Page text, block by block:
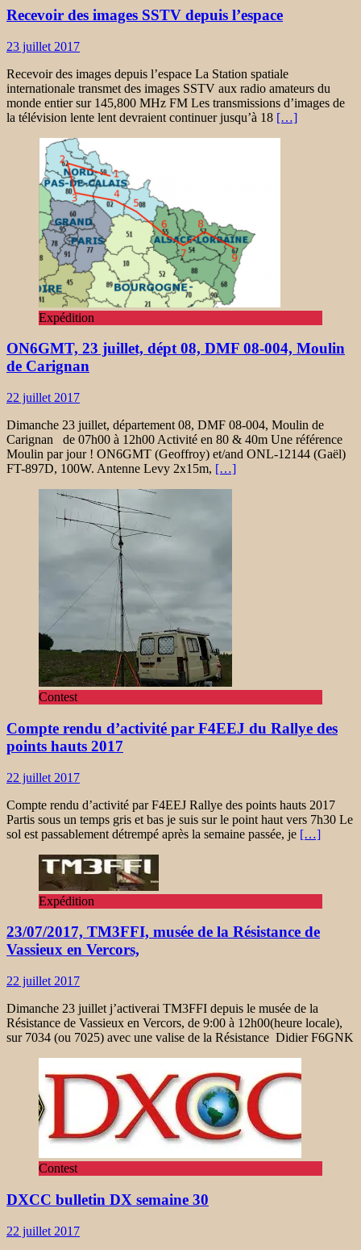
Recevoir des images SSTV depuis l’espace
23 juillet 2017
Recevoir des images depuis l’espace La Station spatiale
internationale transmet des images SSTV aux radio amateurs du
monde entier sur 145,800 MHz FM Les transmissions d’images de
la télévision lente lent devraient continuer jusqu’à 18 […]
Expédition
ON6GMT, 23 juillet, dépt 08, DMF 08-004, Moulin
de Carignan
22 juillet 2017
Dimanche 23 juillet, département 08, DMF 08-004, Moulin de
Carignan de 07h00 à 12h00 Activité en 80 & 40m Une référence
Moulin par jour ! ON6GMT (Geoffroy) et/and ONL-12144 (Gaël)
FT-897D, 100W. Antenne Levy 2x15m, […]
Contest
Compte rendu d’activité par F4EEJ du Rallye des
points hauts 2017
22 juillet 2017
Compte rendu d’activité par F4EEJ Rallye des points hauts 2017
Partis sous un temps gris et bas je suis sur le point haut vers 7h30 Le
sol est passablement détrempé après la semaine passée, je […]
Expédition
23/07/2017, TM3FFI, musée de la Résistance de
Vassieux en Vercors,
22 juillet 2017
Dimanche 23 juillet j’activerai TM3FFI depuis le musée de la
Résistance de Vassieux en Vercors, de 9:00 à 12h00(heure locale),
sur 7034 (ou 7025) avec une valise de la Résistance Didier F6GNK
Contest
DXCC bulletin DX semaine 30
22 juillet 2017